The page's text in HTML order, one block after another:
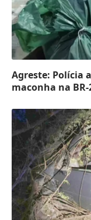
Agreste: Polícia
maconha na BR-